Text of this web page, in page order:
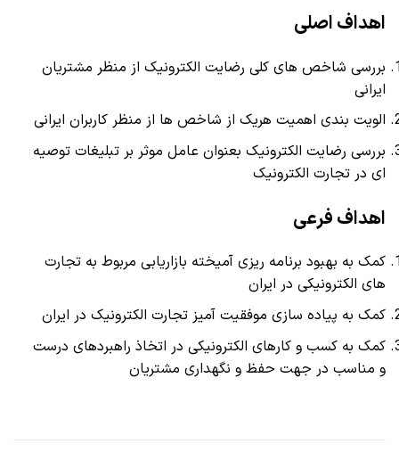
اهداف اصلی
بررسی شاخص های کلی رضایت الکترونیک از منظر مشتریان
ایرانی
الویت بندی اهمیت هریک از شاخص ها از منظر کاربران ایرانی
بررسی رضایت الکترونیک بعنوان عامل موثر بر تبلیغات توصیه
ای در تجارت الکترونیک
اهداف فرعی
کمک به بهبود برنامه ریزی آمیخته بازاریابی مربوط به تجارت
های الکترونیکی در ایران
کمک به پیاده سازی موفقیت آمیز تجارت الکترونیک در ایران
کمک به کسب و کارهای الکترونیکی در اتخاذ راهبردهای درست
و مناسب در جهت حفظ و نگهداری مشتریان